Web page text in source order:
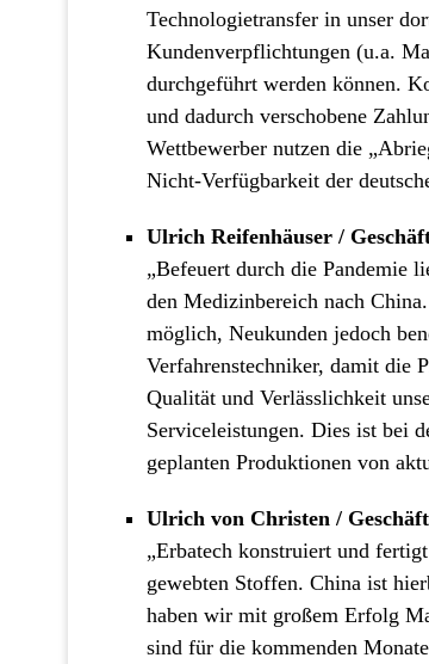
Technologietransfer in unser
Kundenverpflichtungen (u.a.
durchgeführt werden können.
und dadurch verschobene
Wettbewerber nutzen die
Nicht-Verfügbarkeit der
Ulrich Reifenhäuser /
„Befeuert durch die Pandemie
den Medizinbereich nach
möglich, Neukunden jedoch
Verfahrenstechniker, damit die
Qualität und Verlässlichkeit
Serviceleistungen. Dies ist bei
geplanten Produktionen von
Ulrich von Christen /
„Erbatech konstruiert und
gewebten Stoffen. China ist
haben wir mit großem Erfolg
sind für die kommenden